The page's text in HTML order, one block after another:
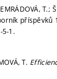
T.;
příspěvků
5-1.
T.